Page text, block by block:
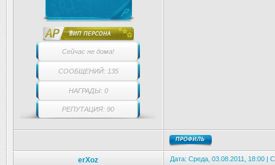
Сейчас не дома!
СООБЩЕНИЙ: 135
НАГРАДЫ: 0
РЕПУТАЦИЯ: 90
erXoz Дата: Среда, 03.08.2011, 18:00 |